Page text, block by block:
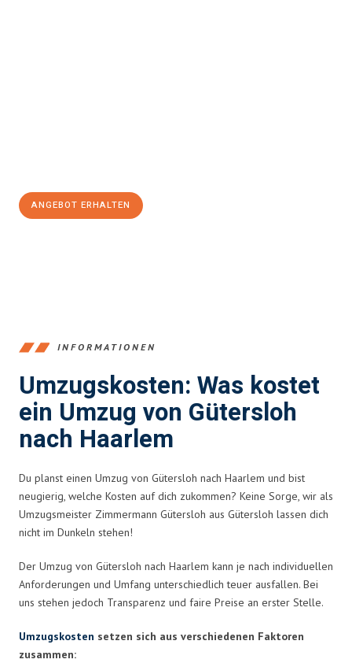
ANGEBOT ERHALTEN
INFORMATIONEN
Umzugskosten: Was kostet
ein Umzug von Gütersloh
nach Haarlem
Du planst einen Umzug von Gütersloh nach Haarlem und bist
neugierig, welche Kosten auf dich zukommen? Keine Sorge, wir als
Umzugsmeister Zimmermann Gütersloh aus Gütersloh lassen dich
nicht im Dunkeln stehen!
Der Umzug von Gütersloh nach Haarlem kann je nach individuellen
Anforderungen und Umfang unterschiedlich teuer ausfallen. Bei
uns stehen jedoch Transparenz und faire Preise an erster Stelle.
Umzugskosten setzen sich aus verschiedenen Faktoren
zusammen: